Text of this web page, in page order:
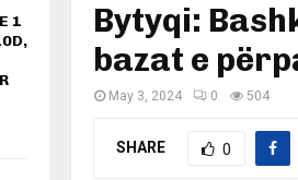
Bytyqi:
bazat e
May 3, 2024 0 504
SHARE 0
1